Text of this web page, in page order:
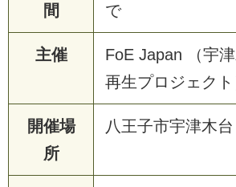
間
で
主催
FoE Japan （宇
再生プロジェクト
開催場
所
八王子市宇津木台